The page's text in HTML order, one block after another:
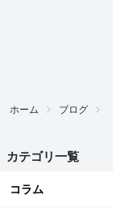
ホーム ブログ
カテゴリ一覧
コラム